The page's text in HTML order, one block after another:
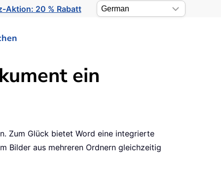
Aktion: 20 % Rabatt
ein
Zum Glück bietet Word eine integrierte
Bilder aus mehreren Ordnern gleichzeitig